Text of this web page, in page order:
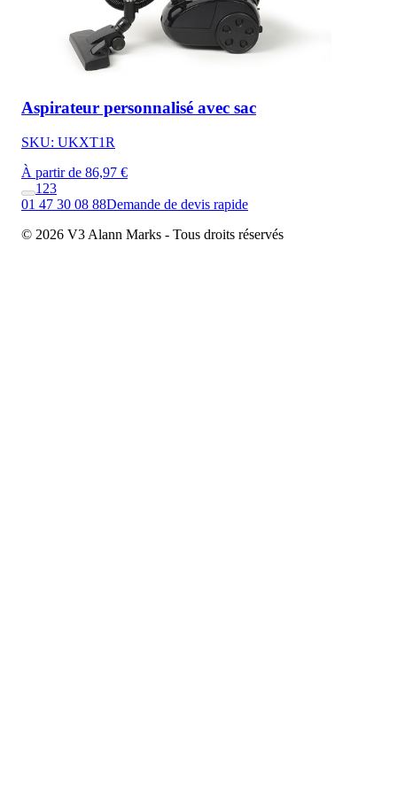
Aspirateur personnalisé avec sac
SKU: UKXT1R
À partir de 86,97 €
1 23
01 47 30 08 88Demande de devis rapide
© 2026 V3 Alann Marks - Tous droits réservés